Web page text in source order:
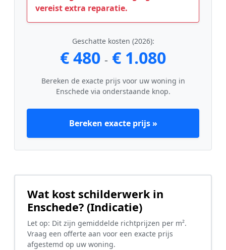
vereist extra reparatie.
Geschatte kosten (2026):
€ 480 - € 1.080
Bereken de exacte prijs voor uw woning in
Enschede via onderstaande knop.
Bereken exacte prijs »
Wat kost schilderwerk in
Enschede? (Indicatie)
Let op: Dit zijn gemiddelde richtprijzen per m².
Vraag een offerte aan voor een exacte prijs
afgestemd op uw woning.